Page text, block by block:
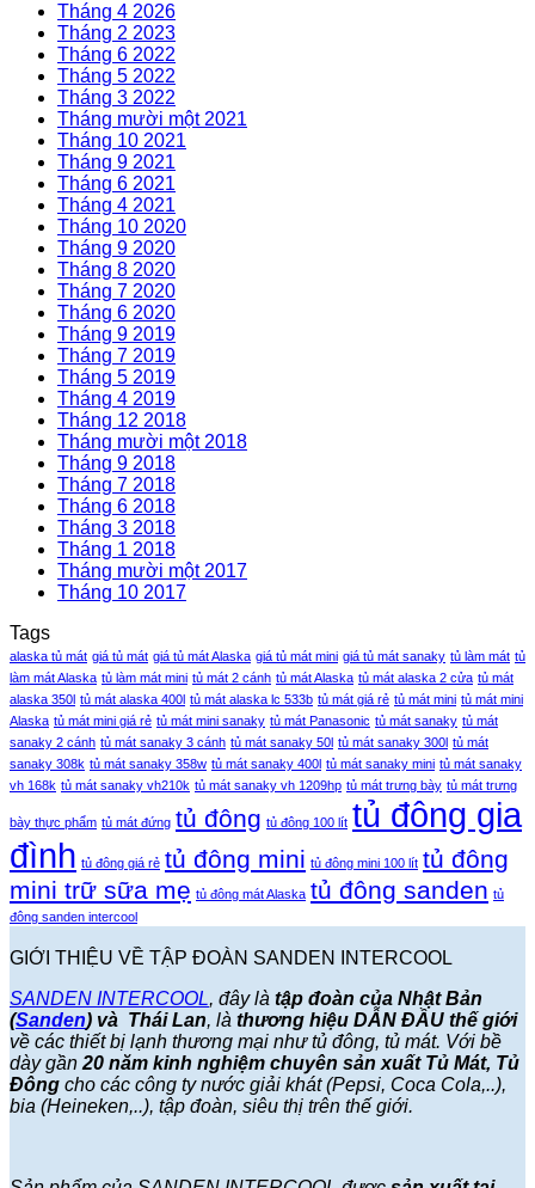
Tháng 4 2026
Tháng 2 2023
Tháng 6 2022
Tháng 5 2022
Tháng 3 2022
Tháng mười một 2021
Tháng 10 2021
Tháng 9 2021
Tháng 6 2021
Tháng 4 2021
Tháng 10 2020
Tháng 9 2020
Tháng 8 2020
Tháng 7 2020
Tháng 6 2020
Tháng 9 2019
Tháng 7 2019
Tháng 5 2019
Tháng 4 2019
Tháng 12 2018
Tháng mười một 2018
Tháng 9 2018
Tháng 7 2018
Tháng 6 2018
Tháng 3 2018
Tháng 1 2018
Tháng mười một 2017
Tháng 10 2017
Tags
alaska tủ mát giá tủ mát giá tủ mát Alaska giá tủ mát mini giá tủ mát sanaky tủ làm mát tủ
làm mát Alaska tủ làm mát mini tủ mát 2 cánh tủ mát Alaska tủ mát alaska 2 cửa tủ mát
alaska 350l tủ mát alaska 400l tủ mát alaska lc 533b tủ mát giá rẻ tủ mát mini tủ mát mini
Alaska tủ mát mini giá rẻ tủ mát mini sanaky tủ mát Panasonic tủ mát sanaky tủ mát
sanaky 2 cánh tủ mát sanaky 3 cánh tủ mát sanaky 50l tủ mát sanaky 300l tủ mát
sanaky 308k tủ mát sanaky 358w tủ mát sanaky 400l tủ mát sanaky mini tủ mát sanaky
vh 168k tủ mát sanaky vh210k tủ mát sanaky vh 1209hp tủ mát trưng bày tủ mát trưng
bày thực phẩm tủ mát đứng tủ đông tủ đông 100 lít tủ đông gia
đình tủ đông giá rẻ tủ đông mini tủ đông mini 100 lít tủ đông
mini trữ sữa mẹ tủ đông mát Alaska tủ đông sanden tủ
đông sanden intercool
GIỚI THIỆU VỀ TẬP ĐOÀN SANDEN INTERCOOL
SANDEN INTERCOOL, đây là tập đoàn của Nhật Bản
(Sanden) và Thái Lan, là thương hiệu DẪN ĐẦU thế giới
về các thiết bị lạnh thương mại như tủ đông, tủ mát. Với bề
dày gần 20 năm kinh nghiệm chuyên sản xuất Tủ Mát, Tủ
Đông cho các công ty nước giải khát (Pepsi, Coca Cola,..),
bia (Heineken,..), tập đoàn, siêu thị trên thế giới.